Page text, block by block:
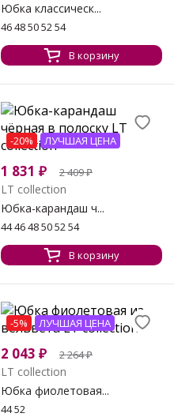
Юбка классическ...
46 48 50 52 54
В корзину
-20% ЛУЧШАЯ ЦЕНА
1 831 ₽ 2 409₽
LT collection
Юбка-карандаш ч...
44 46 48 50 52 54
В корзину
-5% ЛУЧШАЯ ЦЕНА
2 043 ₽ 2 264₽
LT collection
Юбка фиолетовая...
44 52